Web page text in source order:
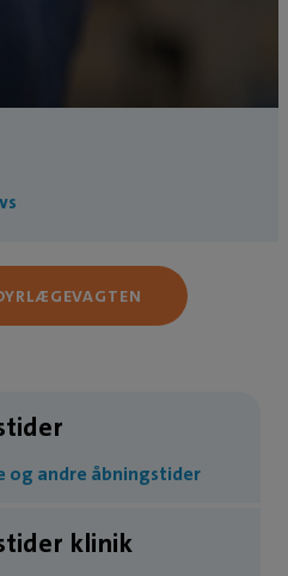
og andre åbningstider
klinik